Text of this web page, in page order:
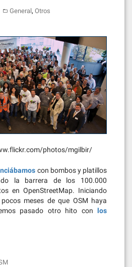
General, Otros
photos/mgilbir/
con bombos y platillos
la barrera de los 100.000
en OpenStreetMap. Iniciando
meses de que OSM haya
pasado otro hito con los